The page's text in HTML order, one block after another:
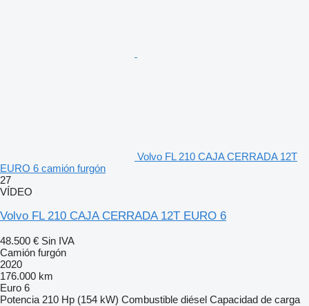
Volvo FL 210 CAJA CERRADA 12T
EURO 6 camión furgón
27
VÍDEO
Volvo FL 210 CAJA CERRADA 12T EURO 6
48.500 € Sin IVA
Camión furgón
2020
176.000 km
Euro 6
Potencia 210 Hp (154 kW) Combustible diésel Capacidad de carga